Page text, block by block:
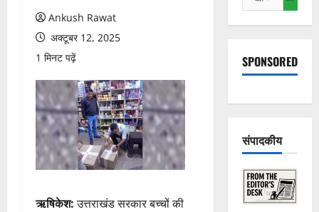
Ankush Rawat
अक्टूबर 12, 2025
1 मिनट पढ़ें
ऋषिकेश:उत्तराखंड सरकार बच्चों की
को
खोजें:
SPONSORED
संपादकीय